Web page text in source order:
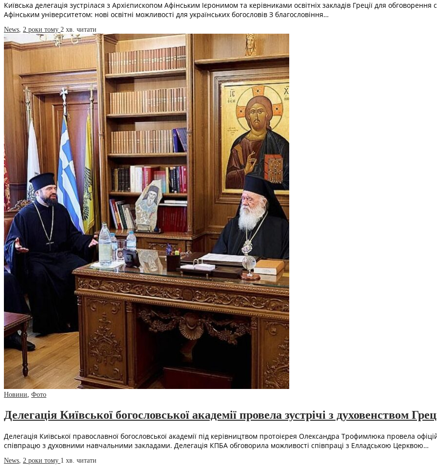
Київська делегація зустрілася з Архієпископом Афінським Ієронимом та керівниками освітніх закладів Греції для обговорення
Афінським університетом: нові освітні можливості для українських богословів З благословіння…
News, 2 роки тому 2 хв. читати
Новини, Фото
Делегація Київської богословської академії провела зустрічі з духовенством
Делегація Київської православної богословської академії під керівництвом протоієрея Олександра Трофимлюка провела
співпрацю з духовними навчальними закладами. Делегація КПБА обговорила можливості співпраці з Елладською Церквою…
News 2 роки тому 1 хв. читати